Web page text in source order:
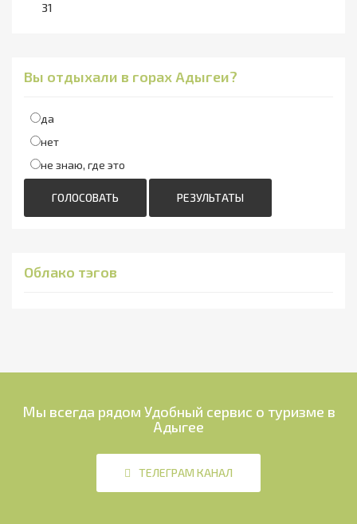
31
Вы отдыхали в горах Адыгеи?
да
нет
не знаю, где это
ГОЛОСОВАТЬ РЕЗУЛЬТАТЫ
Облако тэгов
Мы всегда рядом Удобный сервис о туризме в
Адыгее
ТЕЛЕГРАМ КАНАЛ